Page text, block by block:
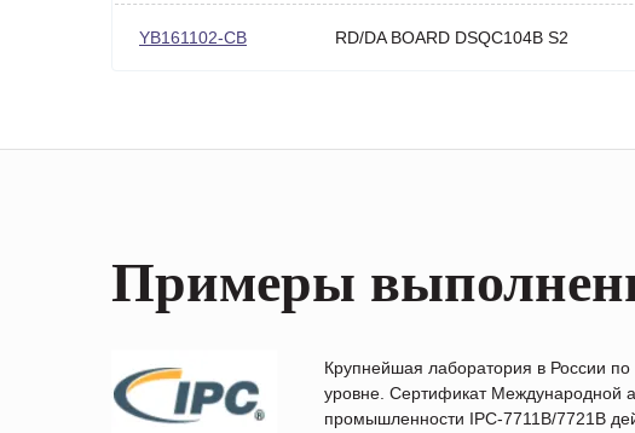
YB161102-CB RD/DA BOARD DSQC104B S2
Примеры
Крупнейшая лаборатория в России
уровне. Сертификат Международной
промышленности IPC-7711B/7721B